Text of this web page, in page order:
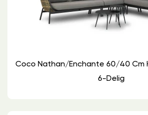
Coco Nathan/Enchante 60/40 Cm
6-Delig